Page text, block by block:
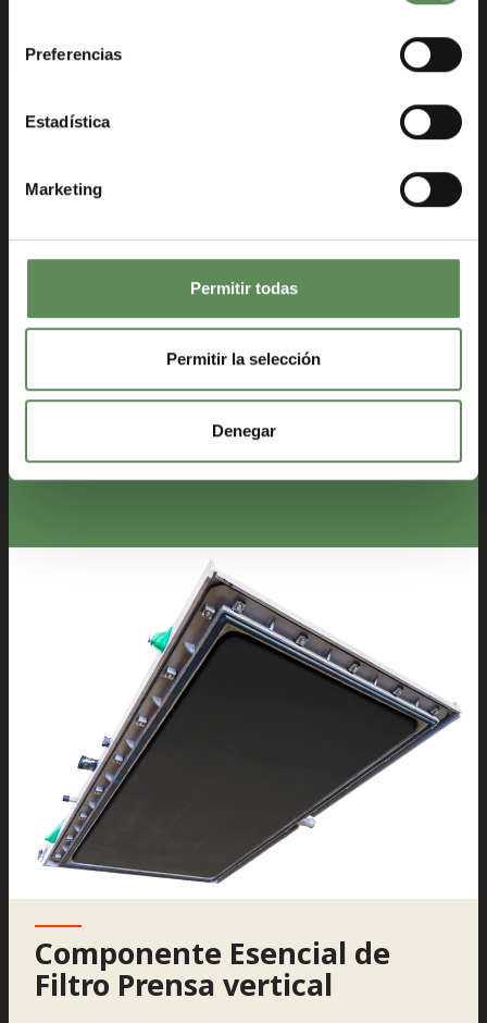
Preferencias
Estadística
Marketing
Permitir todas
Permitir la selección
Denegar
Especificaciones Técnicas
El corazón de cada filtro de torre son las placas y
marcos de las placas de filtro Roxia se han
rediseñado para ofrecer el mejor rendimiento
posible en la separación sólido-líquido. El nuevo
diseño de Roxia ha mejorado: la funcionalidad
operación y la reducción de los costos operativos.
Todas las placas y marcos se fabrican en Finlandia
para ofrecer la máxima calidad posible.
Componente Esencial de
Filtro Prensa vertical